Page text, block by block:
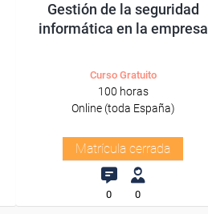
Gestión de la seguridad
informática en la empresa
Curso Gratuito
100 horas
Online (toda España)
Matrícula cerrada
0 0